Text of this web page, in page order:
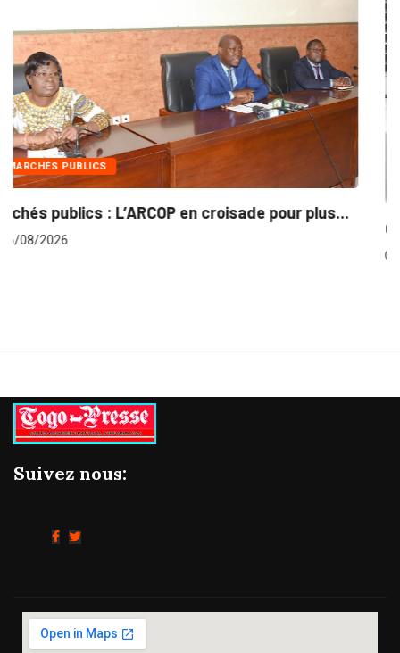
INTÉGRATION RÉGIONALE
Gestion concertée et durable du Bassin du...
Suivez nous: